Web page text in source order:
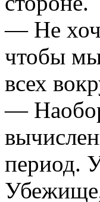
— Не
чтобы мы
всех
—
период.